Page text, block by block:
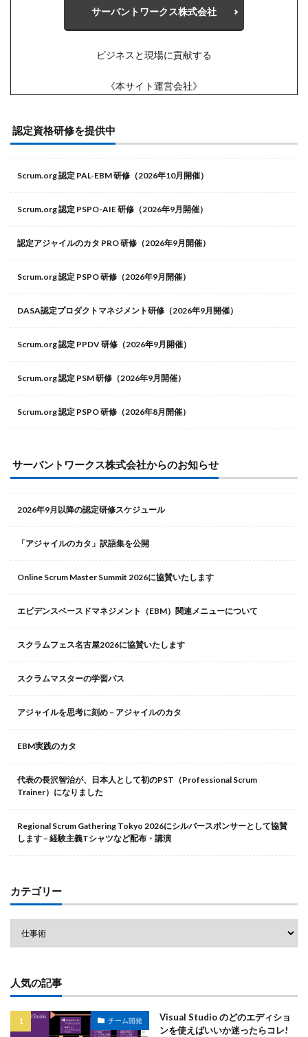
サーバントワークス株式会社
ビジネスと現場に貢献する
《本サイト運営会社》
認定資格研修を提供中
Scrum.org 認定 PAL-EBM 研修（2026年10月開催）
Scrum.org 認定 PSPO-AIE 研修（2026年9月開催）
認定アジャイルのカタ PRO 研修（2026年9月開催）
Scrum.org 認定 PSPO 研修（2026年9月開催）
DASA認定プロダクトマネジメント研修（2026年9月開催）
Scrum.org 認定 PPDV 研修（2026年9月開催）
Scrum.org 認定 PSM 研修（2026年9月開催）
Scrum.org 認定 PSPO 研修（2026年8月開催）
サーバントワークス株式会社からのお知らせ
2026年9月以降の認定研修スケジュール
「アジャイルのカタ」訳語集を公開
Online Scrum Master Summit 2026に協賛いたします
エビデンスベースドマネジメント（EBM）関連メニューについて
スクラムフェス名古屋2026に協賛いたします
スクラムマスターの学習パス
アジャイルを思考に刻め – アジャイルのカタ
EBM実践のカタ
代表の長沢智治が、日本人として初のPST（Professional Scrum
Trainer）になりました
Regional Scrum Gathering Tokyo 2026にシルバースポンサーとして協賛
します – 経験主義Tシャツなど配布・講演
カテゴリー
人気の記事
チーム開発
Visual Studio のどのエディショ
ンを使えばいいか迷ったらコレ!